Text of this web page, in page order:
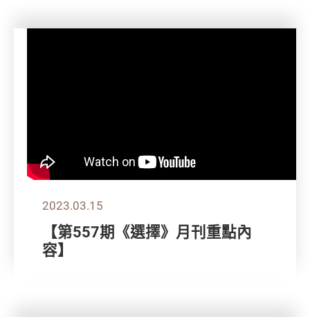
2023.03.15
【第557期《選擇》月刊重點內
容】